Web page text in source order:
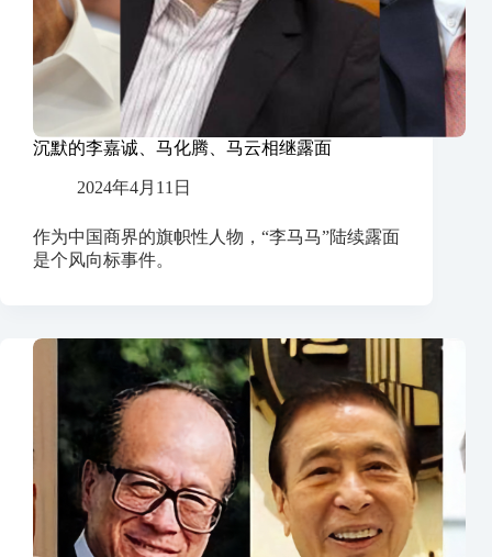
沉默的李嘉诚、马化腾、马云相继露面
2024年4月11日
作为中国商界的旗帜性人物，“李马马”陆续露面
是个风向标事件。